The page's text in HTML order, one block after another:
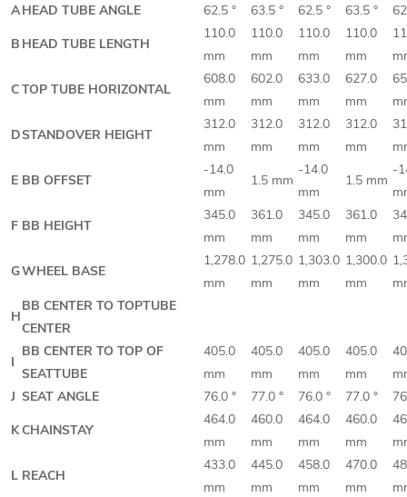
AHEAD TUBE ANGLE 62.5 ° 63.5 ° 62.5 ° 63.5 °
B HEAD TUBE LENGTH
110.0
mm
110.0
mm
110.0
mm
110.0
mm
CTOP TUBE HORIZONTAL
608.0
mm
602.0
mm
633.0
mm
627.0
mm
DSTANDOVER HEIGHT
312.0
mm
312.0
mm
312.0
mm
312.0
mm
E BB OFFSET
-14.0
mm
1.5 mm
-14.0
mm
1.5 mm
-
F BB HEIGHT
345.0
mm
361.0
mm
345.0
mm
361.0
mm
GWHEEL BASE
1,278.0
mm
1,275.0
mm
1,303.0
mm
1,300.0
mm
H
BB CENTER TO TOPTUBE
CENTER
I
BB CENTER TO TOP OF
SEATTUBE
405.0
mm
405.0
mm
405.0
mm
405.0
mm
J SEAT ANGLE 76.0 ° 77.0 ° 76.0 ° 77.0 °
KCHAINSTAY
464.0
mm
460.0
mm
464.0
mm
460.0
mm
L REACH
433.0
mm
445.0
mm
458.0
mm
470.0
mm